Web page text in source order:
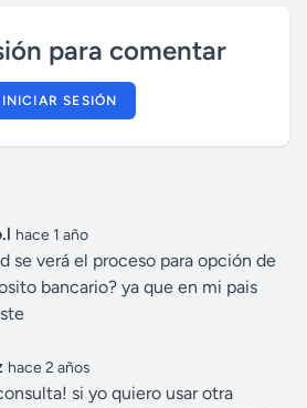
para comentar
INICIAR SESIÓN
hace 1 año
se verá el proceso para opción de
bancario? ya que en mi pais
hace 2 años
si yo quiero usar otra